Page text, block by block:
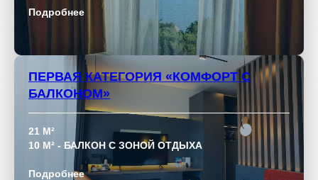
Подробнее
ПЕРВАЯ КАТЕГОРИЯ «КОМФОРТ С
БАЛКОНОМ»
21 М²
10 М² - БАЛКОН С ЗОНОЙ ОТДЫХА
Подробнее